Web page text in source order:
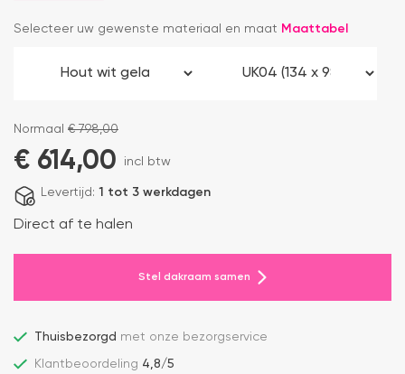
Selecteer uw gewenste materiaal en maat Maattabel
Normaal €798,00
€ 614,00 incl btw
Levertijd: 1 tot 3 werkdagen
Direct af te halen
Stel dakraam samen
Thuisbezorgd met onze bezorgservice
Klantbeoordeling 4,8/5